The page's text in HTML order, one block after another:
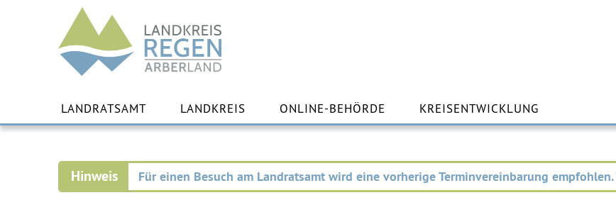
Landkreis
Regen
Inhalt
springen
LANDRATSAMT LANDKREIS ONLINE-BEHÖRDE KREISENTWICKLUNG
Für einen Besuch am Landratsamt wird eine vorherige Terminvereinbarung empfohlen.